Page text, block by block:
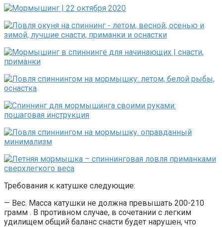
Требования к катушке следующие:
— Вес. Масса катушки не должна превышать 200-210
грамм . В противном случае, в сочетании с легким
удилищем общий баланс снасти будет нарушен, что